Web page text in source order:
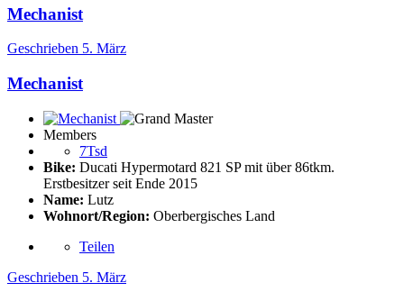
Mechanist
Geschrieben 5. März
Mechanist
Members
7Tsd
Bike: Ducati Hypermotard 821 SP mit über 86tkm.
Erstbesitzer seit Ende 2015
Name: Lutz
Wohnort/Region: Oberbergisches Land
Teilen
Geschrieben 5. März